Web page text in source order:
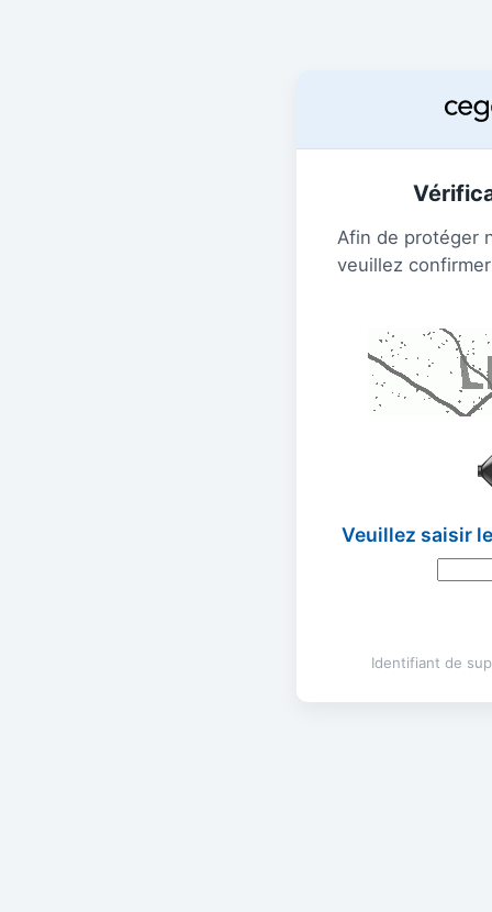
Afin de protéger
veuillez
Veuillez saisir
Identifiant de